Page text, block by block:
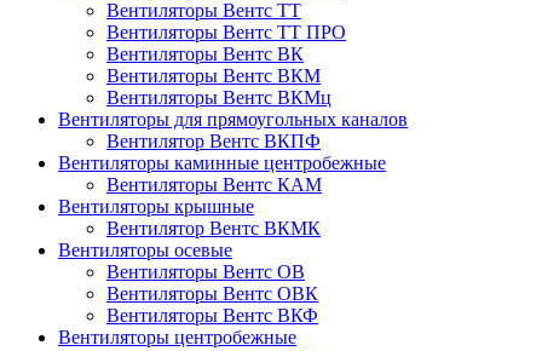
Вентиляторы Вентс ТТ
Вентиляторы Вентс ТТ ПРО
Вентиляторы Вентс ВК
Вентиляторы Вентс ВКМ
Вентиляторы Вентс ВКМц
Вентиляторы для прямоугольных каналов
Вентилятор Вентс ВКПФ
Вентиляторы каминные центробежные
Вентиляторы Вентс КАМ
Вентиляторы крышные
Вентилятор Вентс ВКМК
Вентиляторы осевые
Вентиляторы Вентс ОВ
Вентиляторы Вентс ОВК
Вентиляторы Вентс ВКФ
Вентиляторы центробежные